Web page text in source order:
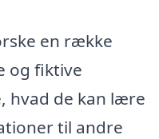
en række
og fiktive
hvad de kan lære
til andre